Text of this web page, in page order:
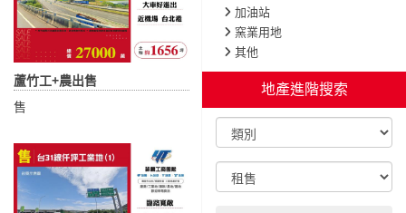
加油站
窯業用地
其他
地產進階搜索
蘆竹工+農出售
售
台31線仟坪工業地(2)
售